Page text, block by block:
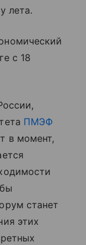
лета.
с 18
ПМЭФ
в момент,
станет
этих